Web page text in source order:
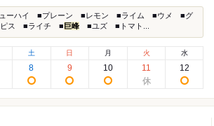
ューハイ ■プレーン ■レモン ■ライム ■ウメ ■グ
ピス ■ライチ ■ 巨峰 ■ユズ ■トマト...
土
8
日
9
月
10
火
11
水
12